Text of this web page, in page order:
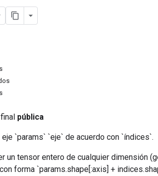
pública
`params` `eje` de acuerdo con `índices`.
un tensor entero de cualquier dimensión
forma `params.shape[:axis] +